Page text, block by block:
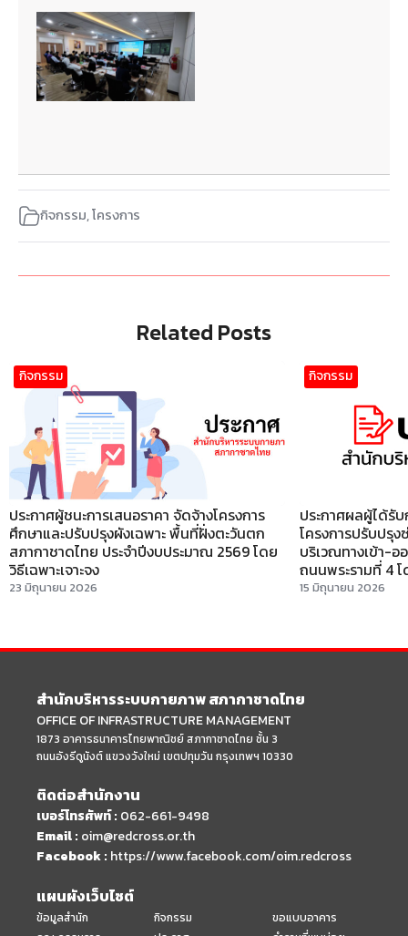
กิจกรรม,โครงการ
Related Posts
กิจกรรม
ประกาศผู้ชนะการเสนอราคา จัดจ้างโครงการ
ศึกษาและปรับปรุงผังเฉพาะ พื้นที่ฝั่งตะวันตก
สภากาชาดไทย ประจำปีงบประมาณ 2569 โดย
วิธีเฉพาะเจาะจง
23 มิถุนายน 2026
กิจกรรม
ประกาศผลผู้ได้รั
โครงการปรับปรุ
บริเวณทางเข้า-
ถนนพระรามที่ 4
15 มิถุนายน 2026
สำนักบริหารระบบกายภาพ สภากาชาดไทย
OFFICE OF INFRASTRUCTURE MANAGEMENT
1873 อาคารธนาคารไทยพาณิชย์ สภากาชาดไทย ชั้น 3
ถนนอังรีดูนังต์ แขวงวังใหม่ เขตปทุมวัน กรุงเทพฯ 10330
ติดต่อสำนักงาน
เบอร์โทรศัพท์ : 062-661-9498
Email : oim@redcross.or.th
Facebook : https://www.facebook.com/oim.redcross
แผนผังเว็บไซต์
ข้อมูลสำนัก
กิจกรรม
ขอแบบอาคาร